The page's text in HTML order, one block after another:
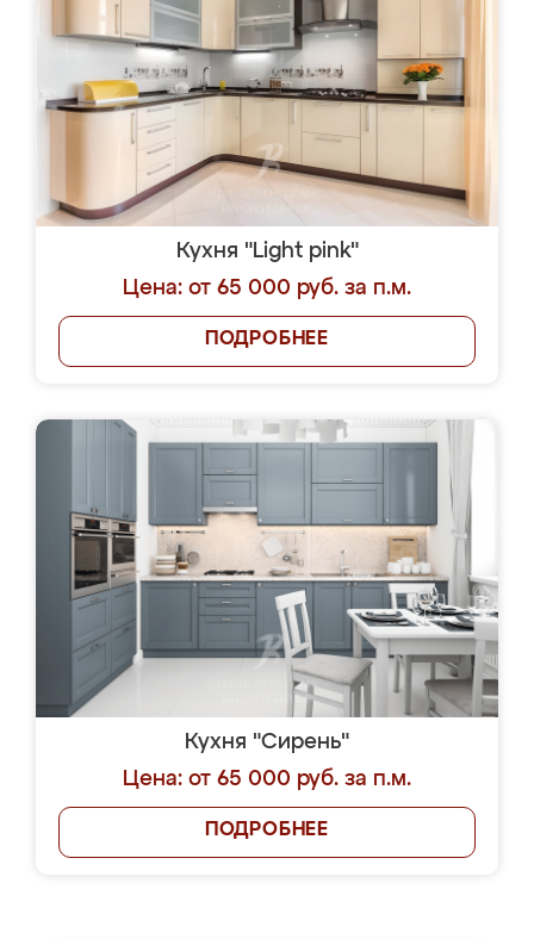
Кухня "Light pink"
Цена: от 65 000 руб. за п.м.
ПОДРОБНЕЕ
Кухня "Сирень"
Цена: от 65 000 руб. за п.м.
ПОДРОБНЕЕ